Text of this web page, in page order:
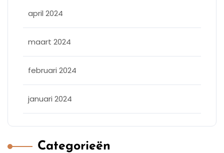
april 2024
maart 2024
februari 2024
januari 2024
Categorieën